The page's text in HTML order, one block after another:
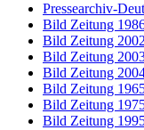
Pressearchiv-
Bild Zeitung
Bild Zeitung 2002
Bild Zeitung
Bild Zeitung
Bild Zeitung
Bild Zeitung
Bild Zeitung